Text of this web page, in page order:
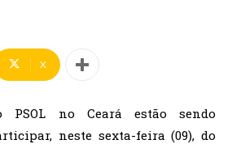
X
PSOL no Ceará estão sendo
neste sexta-feira (09), do